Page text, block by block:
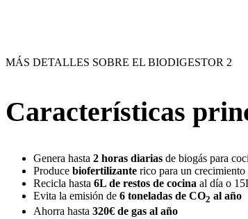
MÁS DETALLES SOBRE EL BIODIGESTOR 2
Características
Genera hasta 2 horas diarias de biogás para
Produce biofertilizante rico para un crecimiento
Recicla hasta 6L de restos de cocina al día o
Evita la emisión de 6 toneladas de CO2 al año
Ahorra hasta 320€ de gas al año